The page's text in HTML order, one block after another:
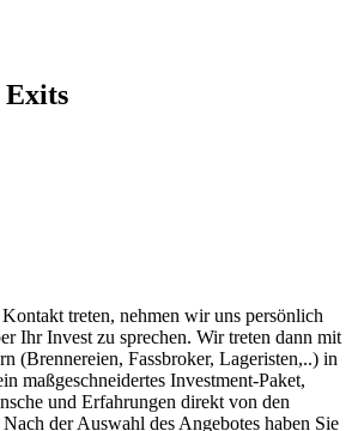
Exits
treten, nehmen wir uns persönlich
Ihr Invest zu sprechen. Wir treten dann mit
(Brennereien, Fassbroker, Lageristen,..) in
maßgeschneidertes Investment-Paket,
und Erfahrungen direkt von den
der Auswahl des Angebotes haben Sie